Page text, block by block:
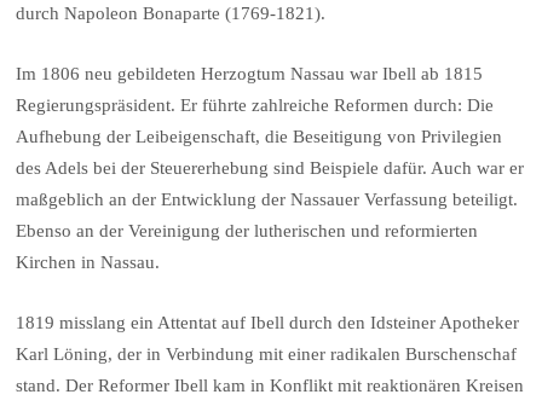
durch Napoleon Bonaparte (1769-1821).
Im 1806 neu gebildeten Herzogtum Nassau war Ibell ab 1815
Regierungspräsident. Er führte zahlreiche Reformen durch: Die
Aufhebung der Leibeigenschaft, die Beseitigung von Privilegien
des Adels bei der Steuererhebung sind Beispiele dafür. Auch war er
maßgeblich an der Entwicklung der Nassauer Verfassung beteiligt.
Ebenso an der Vereinigung der lutherischen und reformierten
Kirchen in Nassau.
1819 misslang ein Attentat auf Ibell durch den Idsteiner Apotheker
Karl Löning, der in Verbindung mit einer radikalen Burschenschaf
stand. Der Reformer Ibell kam in Konflikt mit reaktionären Kreisen